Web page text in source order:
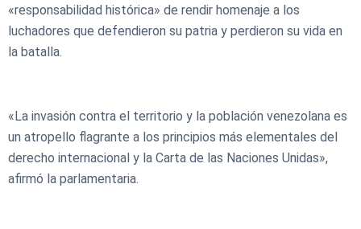
«responsabilidad histórica» de rendir homenaje a los
luchadores que defendieron su patria y perdieron su vida en
la batalla.
«La invasión contra el territorio y la población venezolana es
un atropello flagrante a los principios más elementales del
derecho internacional y la Carta de las Naciones Unidas»,
afirmó la parlamentaria.